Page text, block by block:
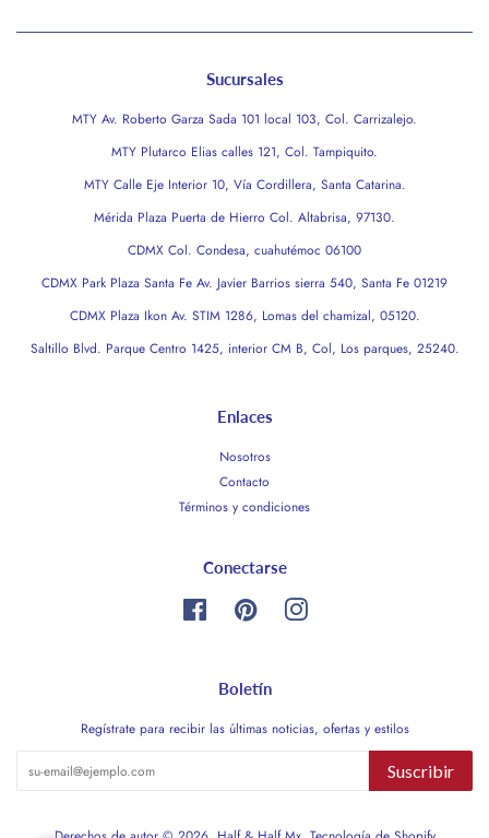
Sucursales
MTY Av. Roberto Garza Sada 101 local 103, Col. Carrizalejo.
MTY Plutarco Elias calles 121, Col. Tampiquito.
MTY Calle Eje Interior 10, Vía Cordillera, Santa Catarina.
Mérida Plaza Puerta de Hierro Col. Altabrisa, 97130.
CDMX Col. Condesa, cuahutémoc 06100
CDMX Park Plaza Santa Fe Av. Javier Barrios sierra 540, Santa Fe 01219
CDMX Plaza Ikon Av. STIM 1286, Lomas del chamizal, 05120.
Saltillo Blvd. Parque Centro 1425, interior CM B, Col, Los parques, 25240.
Enlaces
Nosotros
Contacto
Términos y condiciones
Conectarse
FacebookPinterestInstagram
Boletín
Regístrate para recibir las últimas noticias, ofertas y estilos
Suscribir